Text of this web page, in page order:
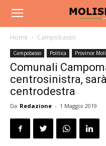
Home Campobasso
Campobasso Politica Province
Comunali
centrosinistra,
centrodestra
Da Redazione - 1 Maggio 2019